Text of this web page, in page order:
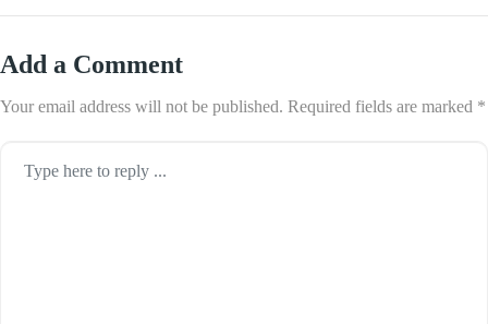
Add a Comment
Your email address will not be published. Required fields are marked *